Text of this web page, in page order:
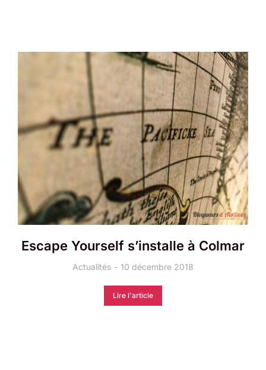
Escape Yourself s’installe à Colmar
Actualités 10 décembre 2018
Lire l'article